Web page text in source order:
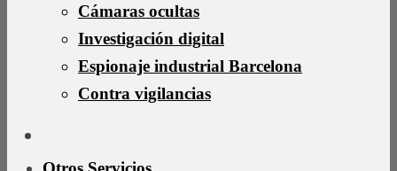
Cámaras ocultas
Investigación digital
Espionaje industrial Barcelona
Contra vigilancias